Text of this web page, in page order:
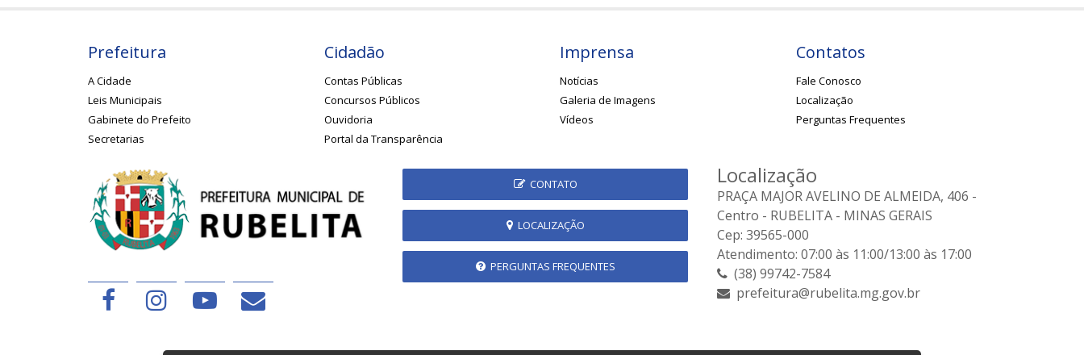
Prefeitura
A Cidade
Leis Municipais
Gabinete do Prefeito
Secretarias
Cidadão
Contas Públicas
Concursos Públicos
Ouvidoria
Portal da Transparência
Imprensa
Notícias
Galeria de Imagens
Vídeos
Contatos
Fale Conosco
Localização
Perguntas Frequentes
CONTATO
LOCALIZAÇÃO
PERGUNTAS FREQUENTES
Localização
PRAÇA MAJOR AVELINO DE ALMEIDA, 406 -
Centro - RUBELITA - MINAS GERAIS
Cep: 39565-000
Atendimento: 07:00 às 11:00/13:00 às 17:00
(38) 99742-7584
prefeitura@rubelita.mg.gov.br